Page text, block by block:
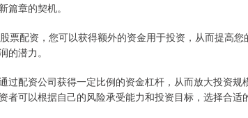
篇章的契机。
票配资，您可以获得额外的资金用于投资，从而提高
的潜力。
过配资公司获得一定比例的资金杠杆，从而放大投资
者可以根据自己的风险承受能力和投资目标，选择合适